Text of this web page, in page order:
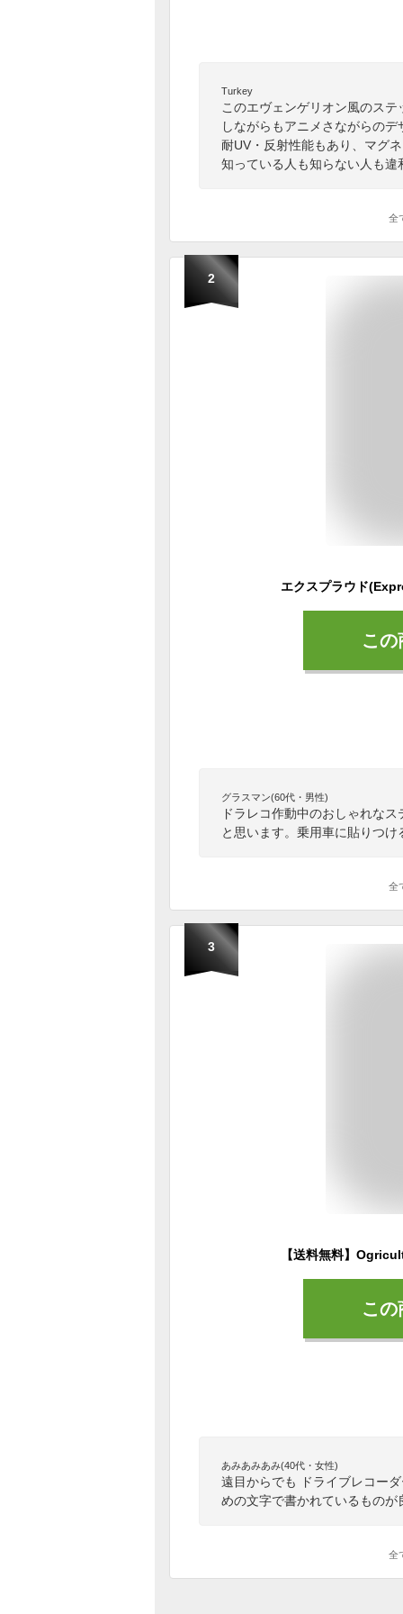
Turkey
このエヴェンゲリオン風のス
しながらもアニメさながらの
耐UV・反射性能もあり、マグ
知っている人も知らない人も
全
2
こ
グラスマン(60代・男性)
ドラレコ作動中のおしゃれな
と思います。乗用車に貼りつ
全
3
こ
あみあみあみ(40代・女性)
遠目からでも ドライブレコー
めの文字で書かれているものが
全